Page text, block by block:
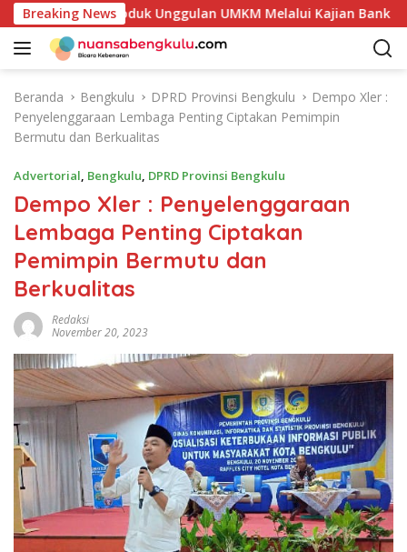
a
Breaking News
Potensi Produk Unggulan UMKM Melalui Kajian Bank
Beranda Bengkulu DPRD Provinsi Bengkulu
Dempo Xler :
Penyelenggaraan Lembaga Penting Ciptakan Pemimpin
Bermutu dan Berkualitas
Advertorial, Bengkulu, DPRD Provinsi Bengkulu
Dempo Xler : Penyelenggaraan
Lembaga Penting Ciptakan
Pemimpin Bermutu dan
Berkualitas
Redaksi
November 20, 2023